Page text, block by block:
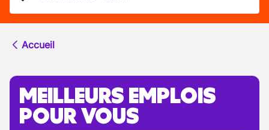
Accueil
MEILLEURS EMPLOIS
POUR VOUS